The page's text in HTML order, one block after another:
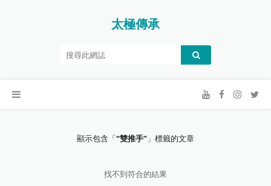
太極傳承
顯示包含「 雙推手 」標籤的文章
找不到符合的結果